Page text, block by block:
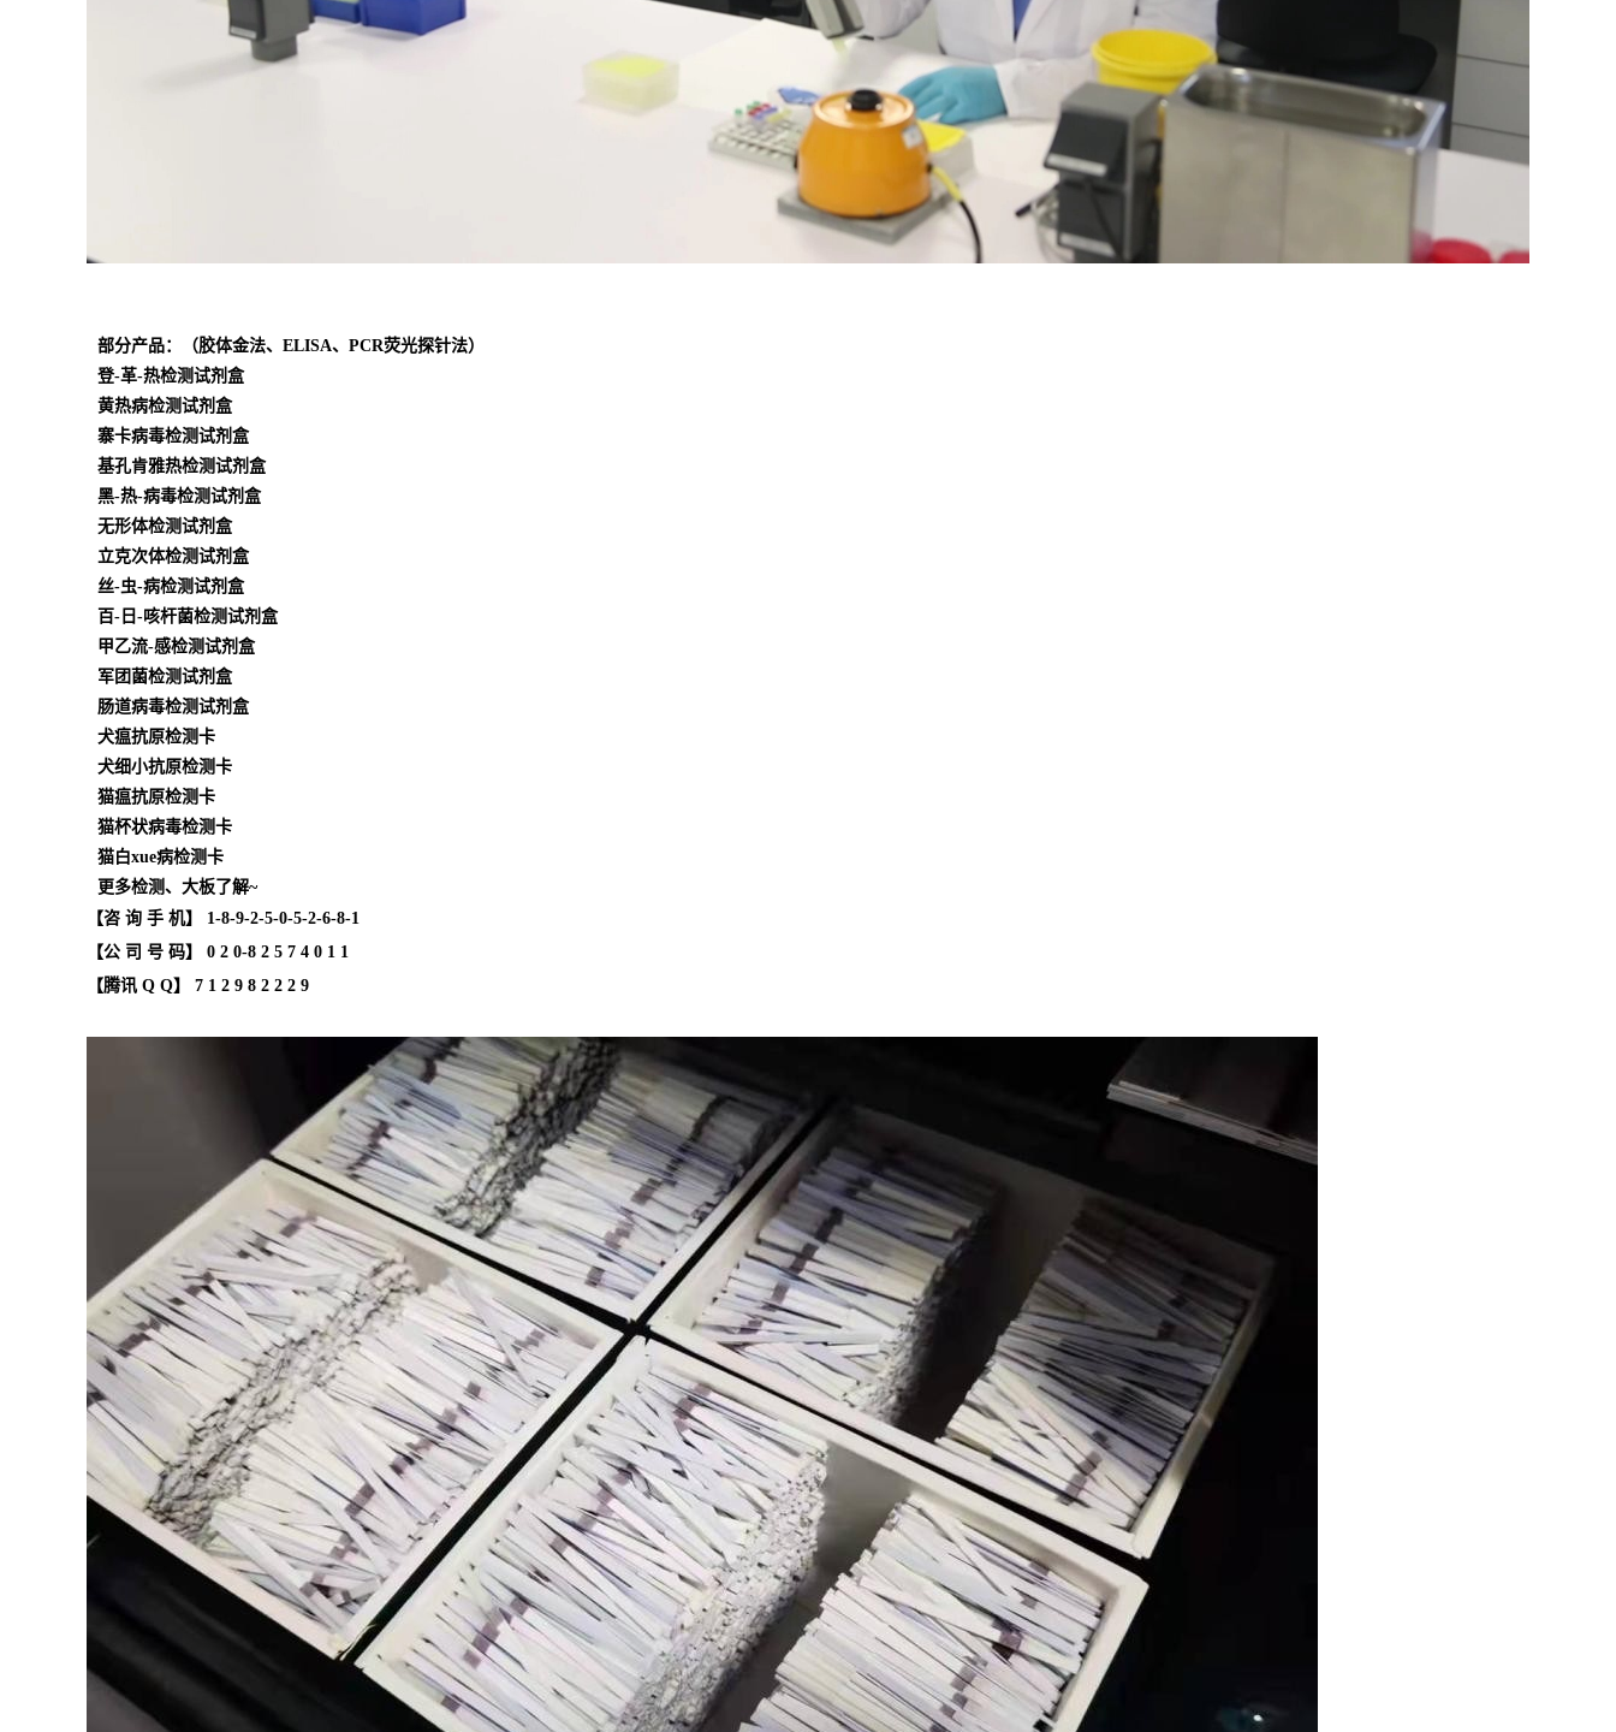
部分产品：（胶体金法、ELISA、PCR荧光探针法）
登-革-热检测试剂盒
黄热病检测试剂盒
寨卡病毒检测试剂盒
基孔肯雅热检测试剂盒
黑-热-病毒检测试剂盒
无形体检测试剂盒
立克次体检测试剂盒
丝-虫-病检测试剂盒
百-日-咳杆菌检测试剂盒
甲乙流-感检测试剂盒
军团菌检测试剂盒
肠道病毒检测试剂盒
犬瘟抗原检测卡
犬细小抗原检测卡
猫瘟抗原检测卡
猫杯状病毒检测卡
猫白xue病检测卡
更多检测、大板了解~
【咨 询 手 机】 1-8-9-2-5-0-5-2-6-8-1
【公 司 号 码】 0 2 0-8 2 5 7 4 0 1 1
【腾讯 Q Q】 7 1 2 9 8 2 2 2 9